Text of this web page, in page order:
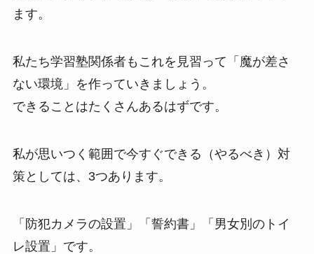
ます。
私たち学習塾関係者もこれを見習って「魔が差さ
ない環境」を作っていきましょう。
できることはたくさんあるはずです。
私が思いつく範囲で今すぐできる（やるべき）対
策としては、3つあります。
「防犯カメラの設置」「誓約書」「男女別のトイ
レ設置」です。